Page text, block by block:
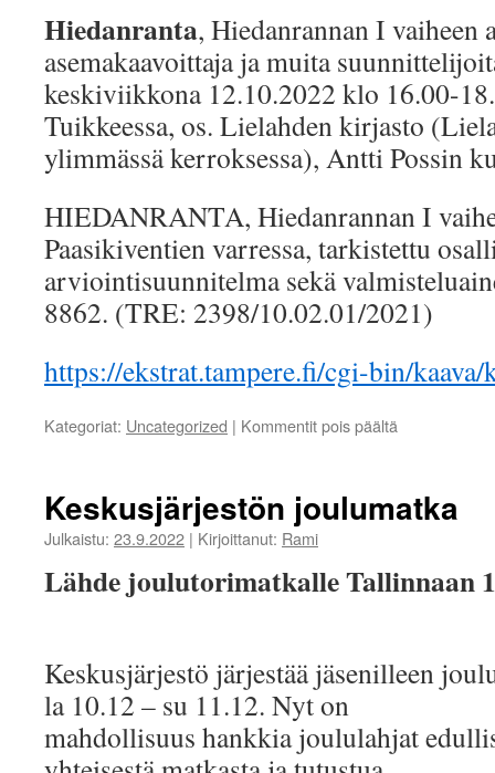
Hiedanranta, Hiedanrannan I vaiheen
asemakaavoittaja ja muita
keskiviikkona 12.10.2022 klo 16.00-
Tuikkeessa, os. Lielahden kirjasto
ylimmässä kerroksessa), Antti Possin
HIEDANRANTA, Hiedanrannan I
Paasikiventien varressa, tarkistettu
arviointisuunnitelma sekä
8862. (TRE: 2398/10.02.01/2021)
https://ekstrat.tampere.fi/cgi-bin/kaava/
Kategoriat: Uncategorized | Kommentit pois päältä
Keskusjärjestön joulumatka
Julkaistu: 23.9.2022 | Kirjoittanut: Rami
Lähde joulutorimatkalle Tallinnaan
Keskusjärjestö järjestää jäsenilleen
la 10.12 – su 11.12. Nyt on
mahdollisuus hankkia joululahjat